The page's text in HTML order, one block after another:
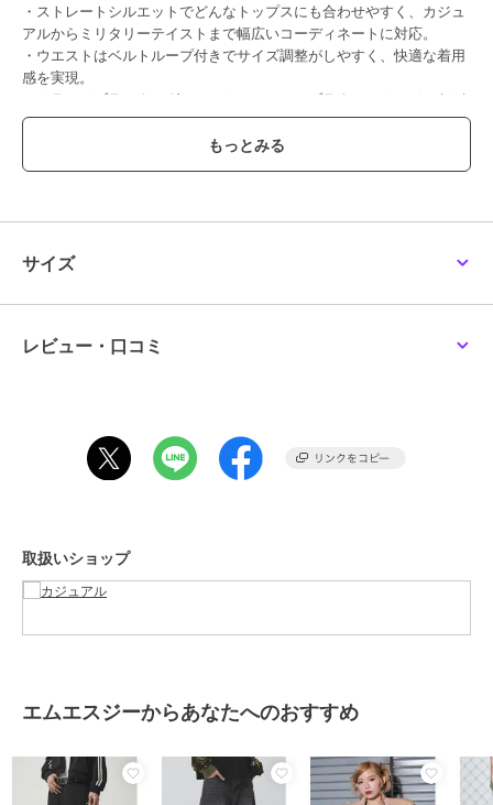
・ストレートシルエットでどんなトップスにも合わせやすく、カジュ
アルからミリタリーテイストまで幅広いコーディネートに対応。
・ウエストはベルトループ付きでサイズ調整がしやすく、快適な着用
感を実現。
・カラーはブラック、グレー、チャコール、ブラウン、ベージュなど
ベーシックカラーを揃え、スタイリングに取り入れやすいラインナッ
・膝のダブル補強により、アクティブな動きにも耐えられる仕様で、
■styling
てカジュアルに、レイヤードでストリート感を出すスタイルも可能。
175cm / Lサイズ
ブランド
ショップ カジュアル
カラー
ブラック、ブラウン、グレー、チ
ャコール、ベージュ
サイズ S,M,L,XL
素材
綿：100%
サイズ
レビュー・口コミ
取扱いショップ
エムエスジーからあなたへのおすすめ